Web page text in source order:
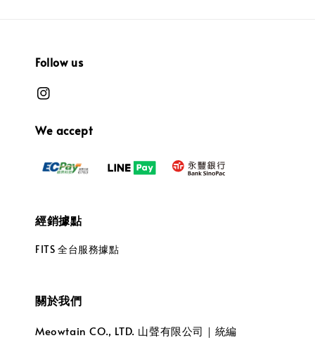
Follow us
We accept
經銷據點
FITS 全台服務據點
關於我們
Meowtain CO., LTD. 山聲有限公司｜統編